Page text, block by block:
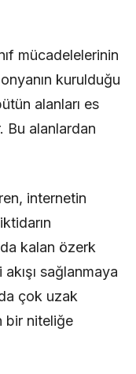
mücadelelerinin
kurulduğu
alanları es
Bu alanlardan
internetin
kalan özerk
sağlanmaya
çok uzak
bir niteliğe